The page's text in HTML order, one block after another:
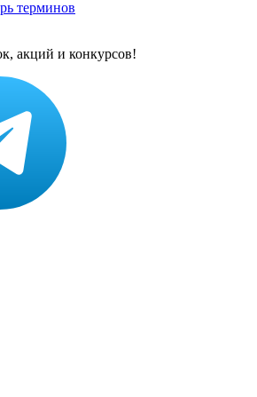
терминов
акций и конкурсов!